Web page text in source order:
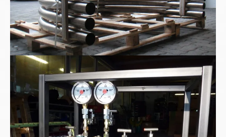
High pressure Test Kit